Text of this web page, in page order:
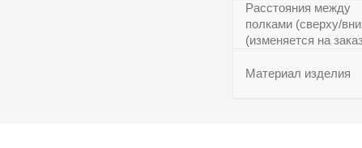
Расстояния между
полками (сверху/
(изменяется на
Материал изделия